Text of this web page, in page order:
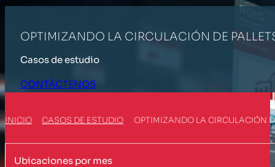
OPTIMIZANDO LA CIRCULACIÓN DE
Casos de estudio
CONTÁCTENOS
INICIO CASOS DE ESTUDIO OPTIMIZANDO LA CIRCULACIÓN
Ubicaciones por mes